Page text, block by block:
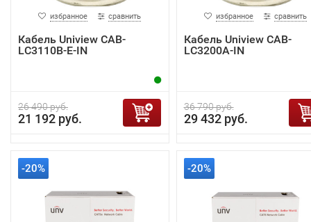
избранное сравнить
Кабель Uniview CAB-
LC3110B-E-IN
26 490 руб.
21 192 руб.
избранное сравнить
Кабель Uniview CAB-
LC3200A-IN
36 790 руб.
29 432 руб.
-20% -20%